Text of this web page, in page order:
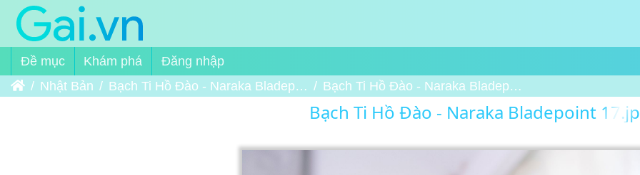
Đề mục Khám phá
Đăng nhập
Trang chủNhật Bản Bạch Ti Hồ Đào - Naraka Bladepoint Bạch Ti Hồ Đào - Naraka Bladepoint 17
Bạch Ti Hồ Đào - Naraka Bladepoint